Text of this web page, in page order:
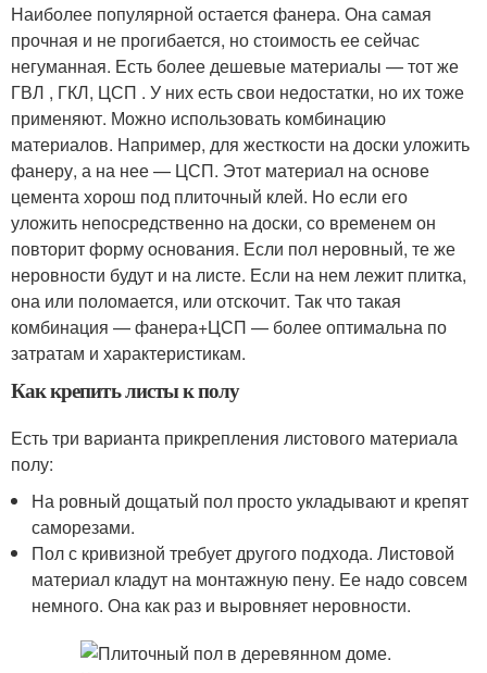
Наиболее популярной остается фанера. Она самая
прочная и не прогибается, но стоимость ее сейчас
негуманная. Есть более дешевые материалы — тот же
ГВЛ , ГКЛ, ЦСП . У них есть свои недостатки, но их тоже
применяют. Можно использовать комбинацию
материалов. Например, для жесткости на доски уложить
фанеру, а на нее — ЦСП. Этот материал на основе
цемента хорош под плиточный клей. Но если его
уложить непосредственно на доски, со временем он
повторит форму основания. Если пол неровный, те же
неровности будут и на листе. Если на нем лежит плитка,
она или поломается, или отскочит. Так что такая
комбинация — фанера+ЦСП — более оптимальна по
затратам и характеристикам.
Как крепить листы к полу
Есть три варианта прикрепления листового материала
полу:
На ровный дощатый пол просто укладывают и крепят
саморезами.
Пол с кривизной требует другого подхода. Листовой
материал кладут на монтажную пену. Ее надо совсем
немного. Она как раз и выровняет неровности.